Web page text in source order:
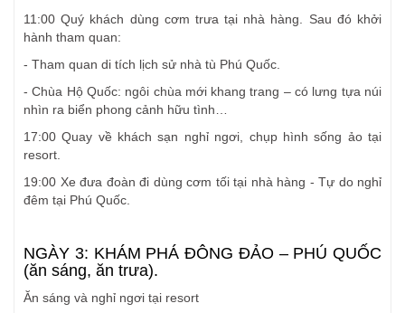
11:00 Quý khách dùng cơm trưa tại nhà hàng. Sau đó khởi
hành tham quan:
- Tham quan di tích lịch sử nhà tù Phú Quốc.
- Chùa Hộ Quốc: ngôi chùa mới khang trang – có lưng tựa núi
nhìn ra biển phong cảnh hữu tình…
17:00 Quay về khách sạn nghỉ ngơi, chụp hình sống ảo tại
resort.
19:00 Xe đưa đoàn đi dùng cơm tối tại nhà hàng - Tự do nghỉ
đêm tại Phú Quốc.
NGÀY 3: KHÁM PHÁ ĐÔNG ĐẢO – PHÚ QUỐC
(ăn sáng, ăn trưa).
Ăn sáng và nghỉ ngơi tại resort